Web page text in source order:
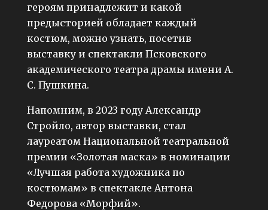
героям принадлежит и какой
предысторией обладает каждый
костюм, можно узнать, посетив
выставку и спектакли Псковского
академического театра драмы имени А.
С. Пушкина.
Напомним, в 2023 году Александр
Стройло, автор выставки, стал
лауреатом Национальной театральной
премии «Золотая маска» в номинации
«Лучшая работа художника по
костюмам» в спектакле Антона
Федорова «Морфий».